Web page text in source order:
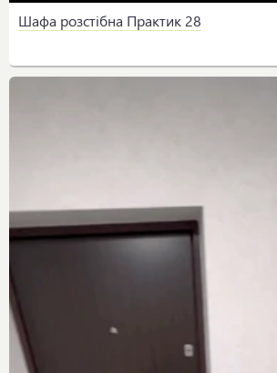
Шафа розстібна Практик 28